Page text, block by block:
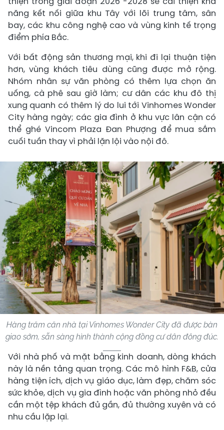
năng kết nối giữa khu Tây với lõi trung tâm, sân
bay, các khu công nghệ cao và vùng kinh tế trọng
điểm phía Bắc.
Với bất động sản thương mại, khi đi lại thuận tiện
hơn, vùng khách tiêu dùng cũng được mở rộng.
Nhóm nhân sự văn phòng có thêm lựa chọn ăn
uống, cà phê sau giờ làm; cư dân các khu đô thị
xung quanh có thêm lý do lui tới Vinhomes Wonder
City hàng ngày; các gia đình ở khu vực lân cận có
thể ghé Vincom Plaza Đan Phượng để mua sắm
cuối tuần thay vì phải lặn lội vào nội đô.
Hàng trăm căn nhà tại Vinhomes Wonder City đã được bàn
giao sớm, sẵn sàng hình thành cộng đồng cư dân đông đúc.
Với nhà phố và mặt bằng kinh doanh, dòng khách
này là nền tảng quan trọng. Các mô hình F&B, cửa
hàng tiện ích, dịch vụ giáo dục, làm đẹp, chăm sóc
sức khỏe, dịch vụ gia đình hoặc văn phòng nhỏ đều
cần một tệp khách đủ gần, đủ thường xuyên và có
nhu cầu lặp lại.